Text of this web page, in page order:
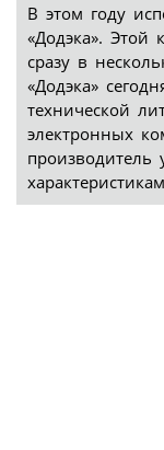
В этом году
«Додэка». Этой
сразу в
«Додэка»
технической
электронных